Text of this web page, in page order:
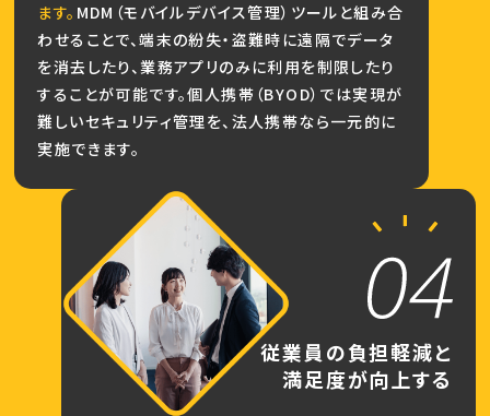
ます。 MDM（モバイルデバイス管理）ツールと組み合
わせることで、端末の紛失・盗難時に遠隔でデータ
を消去したり、業務アプリのみに利用を制限したり
することが可能です。個人携帯（BYOD）では実現が
難しいセキュリティ管理を、法人携帯なら一元的に
実施できます。
従業員の負担軽減と
満足度が向上する